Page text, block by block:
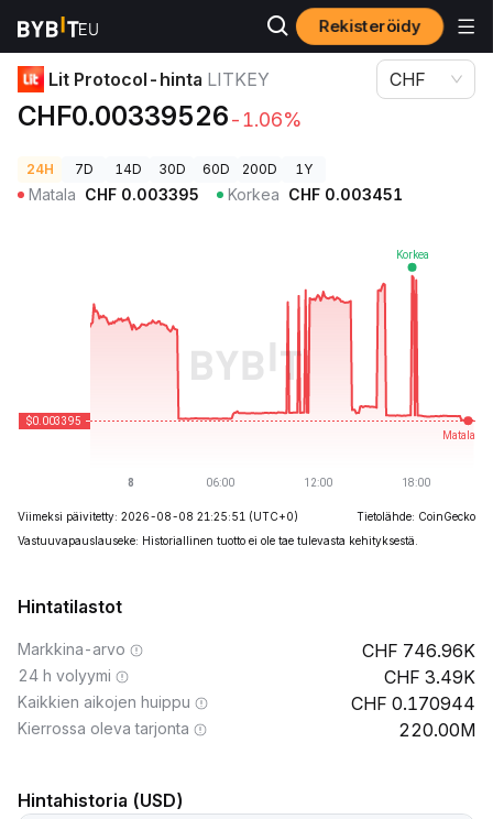
Rekisteröidy
Kryptohinnat Lit Protocol-hinta LITKEY
Lit Protocol-hinta LITKEY
CHF0.00339526-1.06%
CHF
24H 7D 14D 30D 60D 200D 1Y
Matala CHF 0.003395 Korkea CHF 0.003451
Viimeksi päivitetty: 2026-08-08 21:25:51 (UTC+0)
Tietolähde: CoinGecko
Vastuuvapauslauseke: Historiallinen tuotto ei ole tae tulevasta kehityksestä.
Hintatilastot
Markkina-arvo 746.96K
24 h volyymi 3.49K
Kaikkien aikojen huippu 0.170944
Kierrossa oleva tarjonta 220.00M
Hintahistoria (USD)